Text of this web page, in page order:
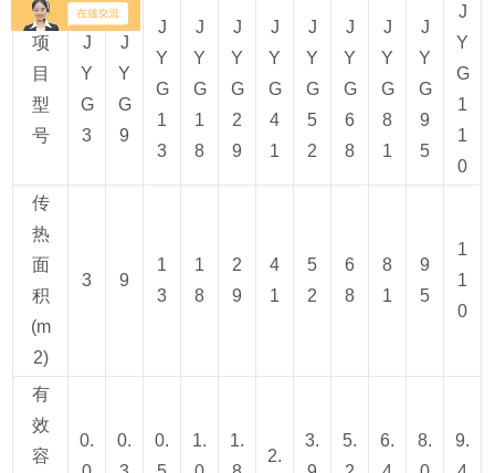
项
目
型
号
J
Y
G
3
J
Y
G
9
J
Y
G
1
3
J
Y
G
1
8
J
Y
G
2
9
J
Y
G
4
1
J
Y
G
5
2
J
Y
G
6
8
J
Y
G
8
1
J
Y
G
9
5
J
Y
G
1
1
0
传
热
面
积
(m
2)
3 9
1
3
1
8
2
9
4
1
5
2
6
8
8
1
9
5
1
1
0
有
效
容
0.
0.
0.
1.
1.
2.
3.
5.
6.
8.
9.